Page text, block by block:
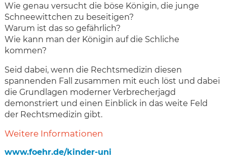
Wie genau versucht die böse Königin, die junge
Schneewittchen zu beseitigen?
Warum ist das so gefährlich?
Wie kann man der Königin auf die Schliche
kommen?
Seid dabei, wenn die Rechtsmedizin diesen
spannenden Fall zusammen mit euch löst und dabei
die Grundlagen moderner Verbrecherjagd
demonstriert und einen Einblick in das weite Feld
der Rechtsmedizin gibt.
Weitere Informationen
www.foehr.de/kinder-uni